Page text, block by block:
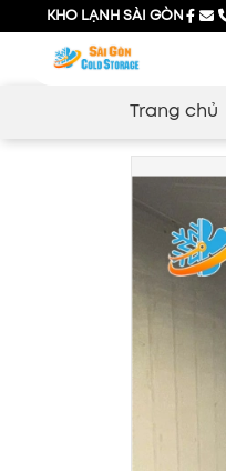
KHO LẠNH SÀI GÒN
Trang chủ